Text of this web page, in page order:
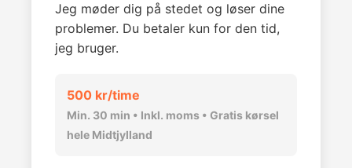
Jeg møder dig på stedet og løser dine
problemer. Du betaler kun for den tid,
jeg bruger.
500 kr/time
Min. 30 min • Inkl. moms • Gratis kørsel
hele Midtjylland